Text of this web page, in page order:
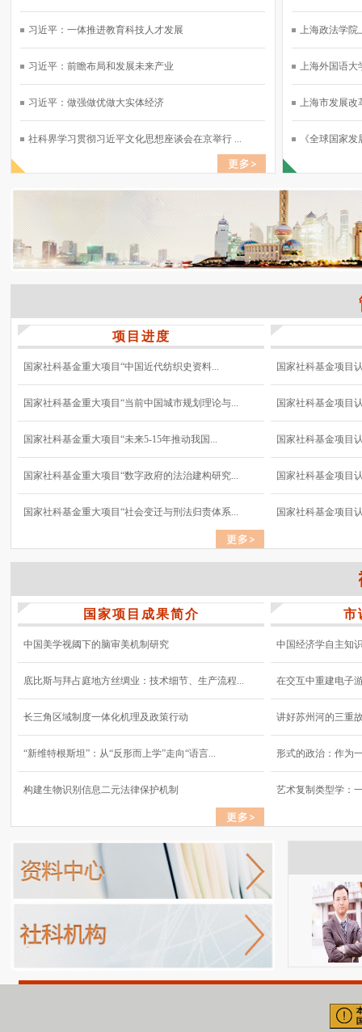
习近平：一体推进教育科技人才发展
习近平：前瞻布局和发展未来产业
习近平：做强做优做大实体经济
社科界学习贯彻习近平文化思想座谈会在京举行 ...
上海政法学院
上海外国语大
上海市发展改
《全球国家
项目进度
国家社科基金重大项目“中国近代纺织史资料...
国家社科基金重大项目“当前中国城市规划理论与...
国家社科基金重大项目“未来5-15年推动我国...
国家社科基金重大项目“数字政府的法治建构研究...
国家社科基金重大项目“社会变迁与刑法归责体系...
国家社科基金项目
国家社科基金项目
国家社科基金项目
国家社科基金项目
国家社科基金项目
国家项目成果简介
中国美学视阈下的脑审美机制研究
底比斯与拜占庭地方丝绸业：技术细节、生产流程...
长三角区域制度一体化机理及政策行动
“新维特根斯坦”：从“反形而上学”走向“语言...
构建生物识别信息二元法律保护机制
市
中国经济学自主知
在交互中重建电子
讲好苏州河的三重
形式的政治：作为
艺术复制类型学：